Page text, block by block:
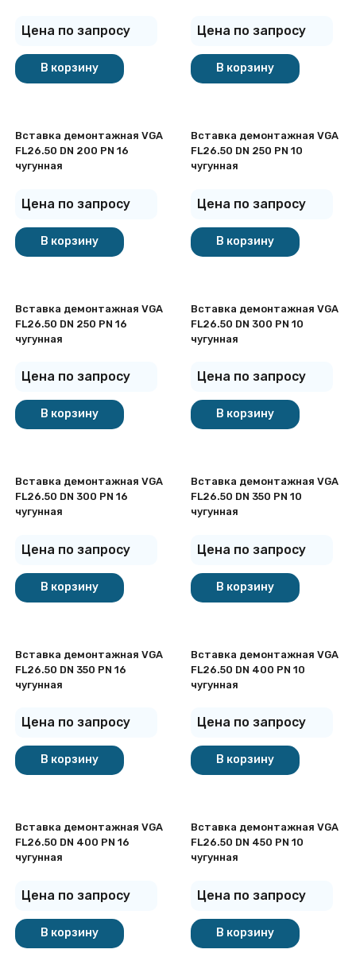
Цена по запросу
В корзину
Цена по запросу
В корзину
Вставка демонтажная VGA
FL26.50 DN 200 PN 16
чугунная
Цена по запросу
В корзину
Вставка демонтажная VGA
FL26.50 DN 250 PN 10
чугунная
Цена по запросу
В корзину
Вставка демонтажная VGA
FL26.50 DN 250 PN 16
чугунная
Цена по запросу
В корзину
Вставка демонтажная VGA
FL26.50 DN 300 PN 10
чугунная
Цена по запросу
В корзину
Вставка демонтажная VGA
FL26.50 DN 300 PN 16
чугунная
Цена по запросу
В корзину
Вставка демонтажная VGA
FL26.50 DN 350 PN 10
чугунная
Цена по запросу
В корзину
Вставка демонтажная VGA
FL26.50 DN 350 PN 16
чугунная
Цена по запросу
В корзину
Вставка демонтажная VGA
FL26.50 DN 400 PN 10
чугунная
Цена по запросу
В корзину
Вставка демонтажная VGA
FL26.50 DN 400 PN 16
чугунная
Цена по запросу
В корзину
Вставка демонтажная VGA
FL26.50 DN 450 PN 10
чугунная
Цена по запросу
В корзину